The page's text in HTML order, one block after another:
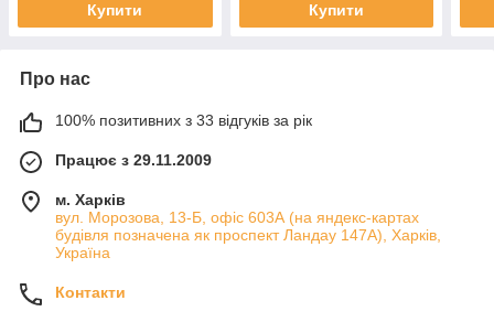
Купити Купити
Про нас
100% позитивних з 33 відгуків за рік
Працює з 29.11.2009
м. Харків
вул. Морозова, 13-Б, офіс 603А (на яндекс-картах
будівля позначена як проспект Ландау 147А), Харків,
Україна
Контакти